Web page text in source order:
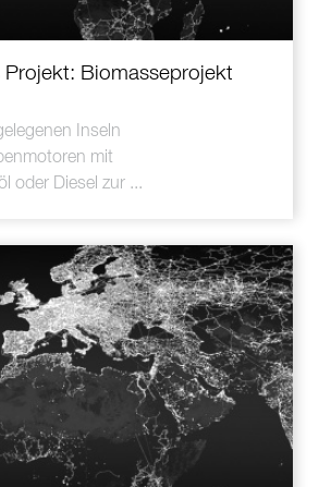
Projekt: Biomasseprojekt
Inseln
mit
oder Diesel zur ...